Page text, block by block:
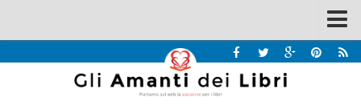
Recensioni